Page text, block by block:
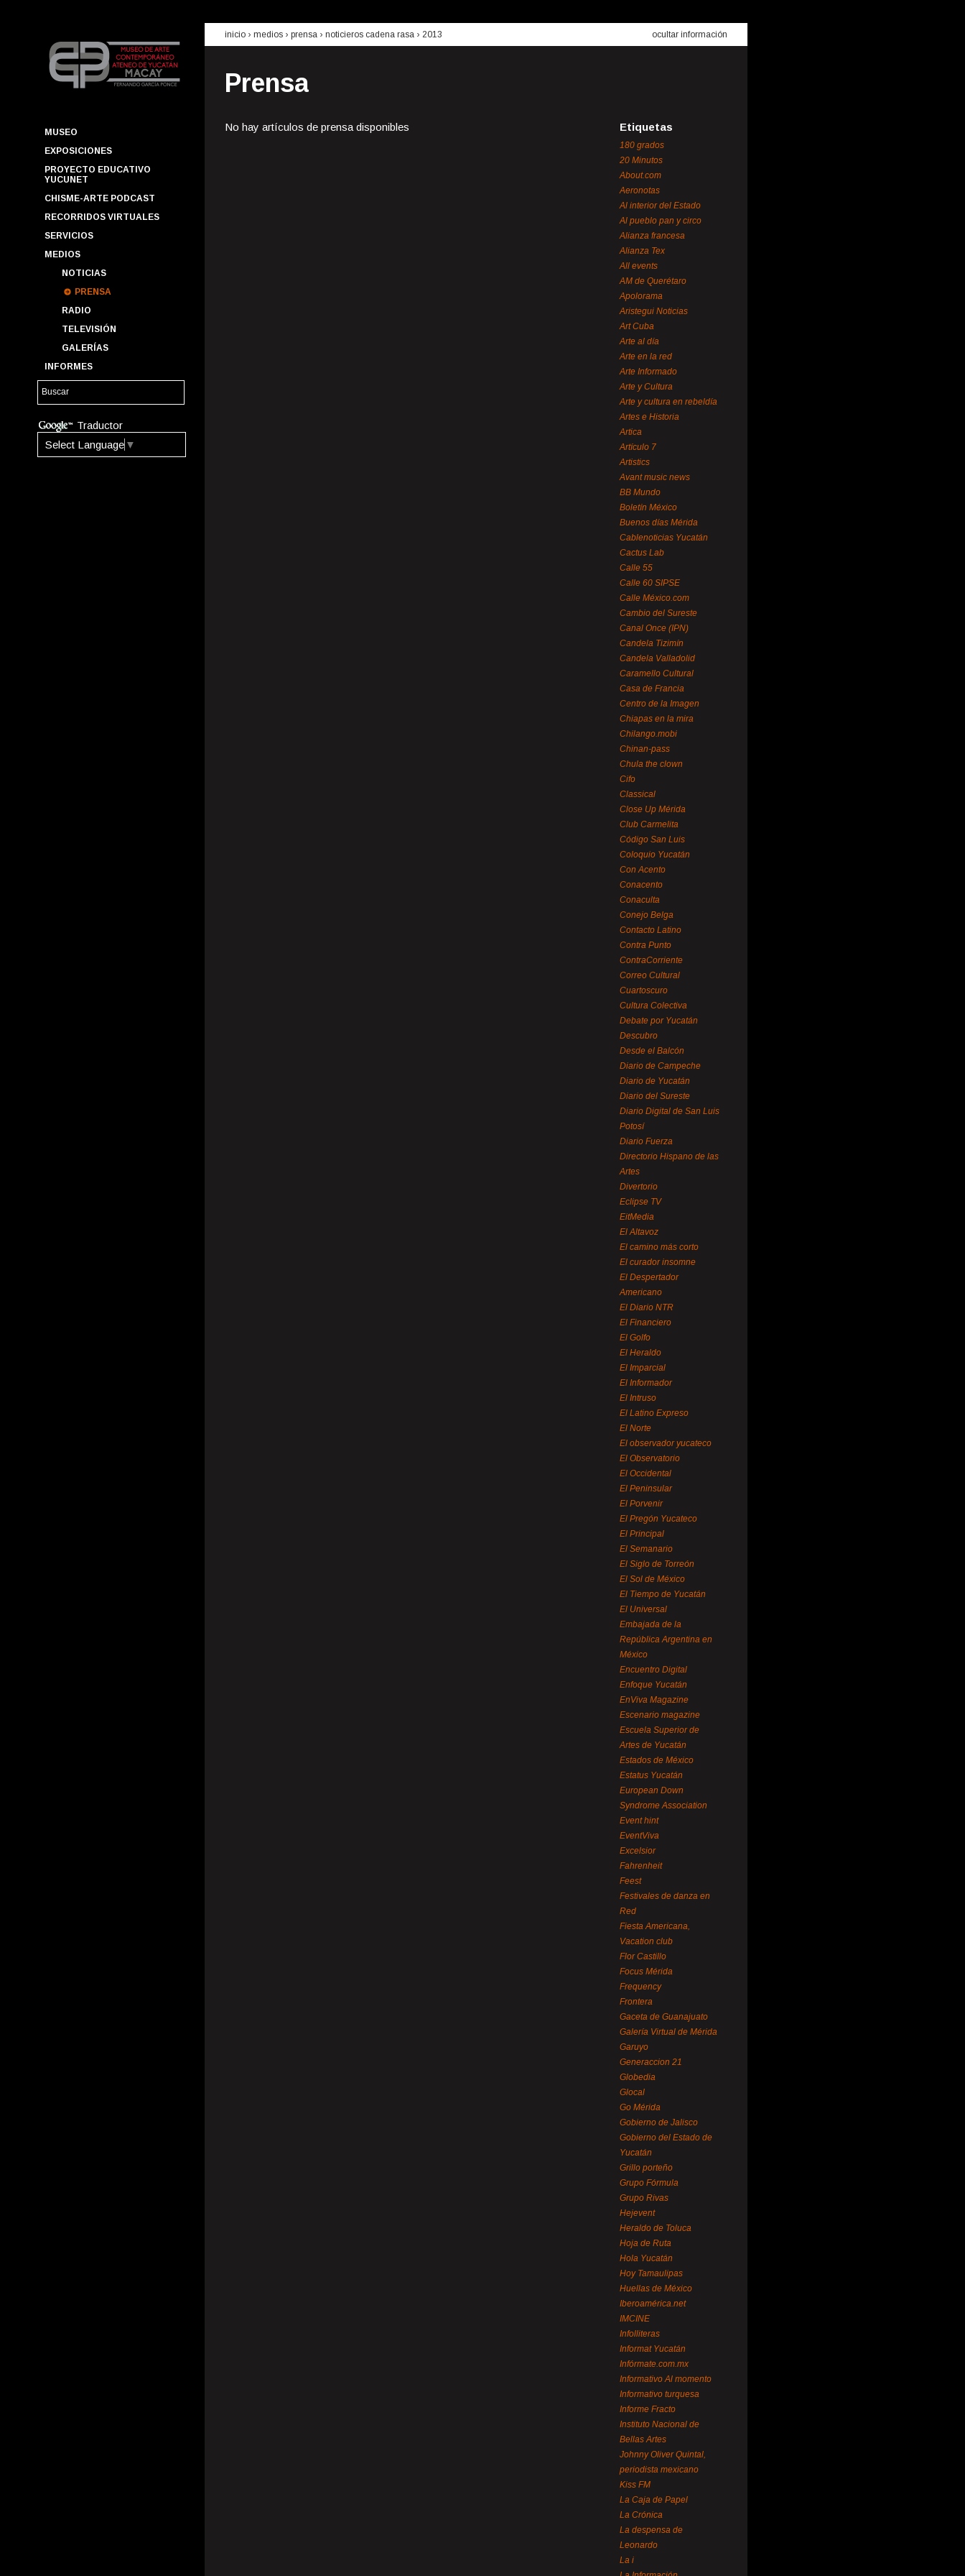
MUSEO
EXPOSICIONES
PROYECTO EDUCATIVO
YUCUNET
CHISME-ARTE PODCAST
RECORRIDOS VIRTUALES
SERVICIOS
MEDIOS
NOTICIAS
PRENSA
RADIO
TELEVISIÓN
GALERÍAS
INFORMES
Traductor
Select Language ▼
inicio › medios › prensa › noticieros cadena rasa › 2013 ocultar información
Prensa
No hay artículos de prensa disponibles Etiquetas
180 grados
20 Minutos
About.com
Aeronotas
Al interior del Estado
Al pueblo pan y circo
Alianza francesa
Alianza Tex
All events
AM de Querétaro
Apolorama
Aristegui Noticias
Art Cuba
Arte al día
Arte en la red
Arte Informado
Arte y Cultura
Arte y cultura en rebeldía
Artes e Historia
Artica
Artículo 7
Artistics
Avant music news
BB Mundo
Boletín México
Buenos días Mérida
Cablenoticias Yucatán
Cactus Lab
Calle 55
Calle 60 SIPSE
Calle México.com
Cambio del Sureste
Canal Once (IPN)
Candela Tizimín
Candela Valladolid
Caramello Cultural
Casa de Francia
Centro de la Imagen
Chiapas en la mira
Chilango.mobi
Chinan-pass
Chula the clown
Cifo
Classical
Close Up Mérida
Club Carmelita
Código San Luis
Coloquio Yucatán
Con Acento
Conacento
Conaculta
Conejo Belga
Contacto Latino
Contra Punto
ContraCorriente
Correo Cultural
Cuartoscuro
Cultura Colectiva
Debate por Yucatán
Descubro
Desde el Balcón
Diario de Campeche
Diario de Yucatán
Diario del Sureste
Diario Digital de San Luis
Potosí
Diario Fuerza
Directorio Hispano de las
Artes
Divertorio
Eclipse TV
EitMedia
El Altavoz
El camino más corto
El curador insomne
El Despertador
Americano
El Diario NTR
El Financiero
El Golfo
El Heraldo
El Imparcial
El Informador
El Intruso
El Latino Expreso
El Norte
El observador yucateco
El Observatorio
El Occidental
El Peninsular
El Porvenir
El Pregón Yucateco
El Principal
El Semanario
El Siglo de Torreón
El Sol de México
El Tiempo de Yucatán
El Universal
Embajada de la
República Argentina en
México
Encuentro Digital
Enfoque Yucatán
EnViva Magazine
Escenario magazine
Escuela Superior de
Artes de Yucatán
Estados de México
Estatus Yucatán
European Down
Syndrome Association
Event hint
EventViva
Excelsior
Fahrenheit
Feest
Festivales de danza en
Red
Fiesta Americana,
Vacation club
Flor Castillo
Focus Mérida
Frequency
Frontera
Gaceta de Guanajuato
Galería Virtual de Mérida
Garuyo
Generaccion 21
Globedia
Glocal
Go Mérida
Gobierno de Jalisco
Gobierno del Estado de
Yucatán
Grillo porteño
Grupo Fórmula
Grupo Rivas
Hejevent
Heraldo de Toluca
Hoja de Ruta
Hola Yucatán
Hoy Tamaulipas
Huellas de México
Iberoamérica.net
IMCINE
Infolliteras
Informat Yucatán
Infórmate.com.mx
Informativo Al momento
Informativo turquesa
Informe Fracto
Instituto Nacional de
Bellas Artes
Johnny Oliver Quintal,
periodista mexicano
Kiss FM
La Caja de Papel
La Crónica
La despensa de
Leonardo
La i